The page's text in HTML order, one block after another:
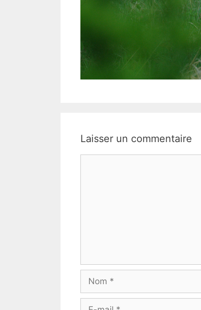
Laisser un commentaire